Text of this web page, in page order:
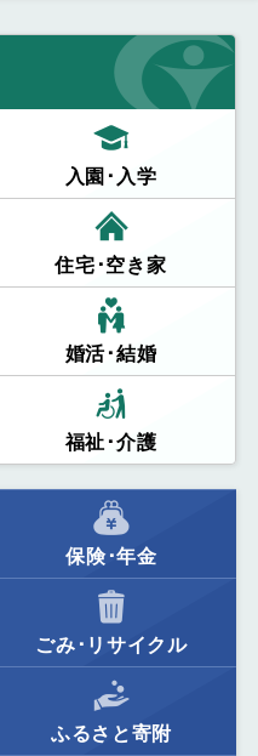
入園･入学
住宅･空き家
婚活･結婚
福祉･介護
保険･年金
ごみ･リサイクル
ふるさと寄附